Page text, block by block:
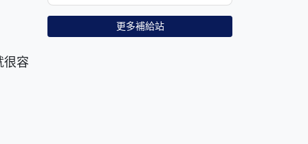
很容
更多補給站